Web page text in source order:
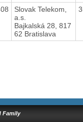
Slovak Telekom,
a.s.
Bajkalská 28, 817
62 Bratislava
Family